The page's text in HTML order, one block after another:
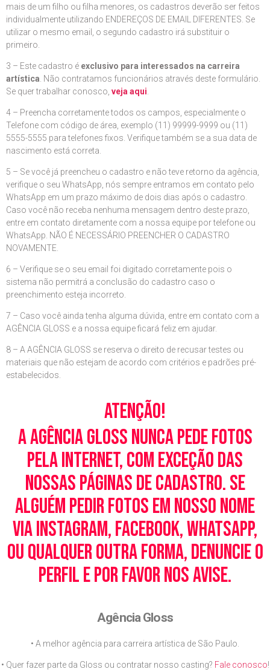
mais de um filho ou filha menores, os cadastros deverão ser feitos
individualmente utilizando ENDEREÇOS DE EMAIL DIFERENTES. Se
utilizar o mesmo email, o segundo cadastro irá substituir o
primeiro.
3 – Este cadastro é exclusivo para interessados na carreira
artística . Não contratamos funcionários através deste formulário.
Se quer trabalhar conosco, veja aqui
4 – Preencha corretamente todos os campos, especialmente o
Telefone com código de área, exemplo (11) 99999-9999 ou (11)
5555-5555 para telefones fixos. Verifique também se a sua data de
nascimento está correta.
5 – Se você já preencheu o cadastro e não teve retorno da agência,
verifique o seu WhatsApp, nós sempre entramos em contato pelo
WhatsApp em um prazo máximo de dois dias após o cadastro.
Caso você não receba nenhuma mensagem dentro deste prazo,
entre em contato diretamente com a nossa equipe por telefone ou
WhatsApp. NÃO É NECESSÁRIO PREENCHER O CADASTRO
NOVAMENTE.
6 – Verifique se o seu email foi digitado corretamente pois o
sistema não permitrá a conclusão do cadastro caso o
preenchimento esteja incorreto.
7 – Caso você ainda tenha alguma dúvida, entre em contato com a
AGÊNCIA GLOSS e a nossa equipe ficará feliz em ajudar.
8 – A AGÊNCIA GLOSS se reserva o direito de recusar testes ou
materiais que não estejam de acordo com critérios e padrões pré-
estabelecidos.
Atenção!
A Agência Gloss nunca pede fotos
pela Internet, com exceção das
nossas páginas de cadastro. Se
alguém pedir fotos em nosso nome
via Instagram, Facebook, WhatsApp,
ou qualquer outra forma, denuncie o
perfil e por favor nos avise.
Agência Gloss
• A melhor agência para carreira artística de São Paulo.
• Quer fazer parte da Gloss ou contratar nosso casting? Fale conosco!